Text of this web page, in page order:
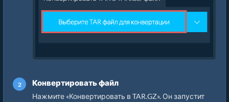
Конвертировать файл
Нажмите «Конвертировать в TAR.GZ». Он запустит